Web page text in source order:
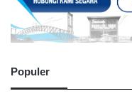
Populer